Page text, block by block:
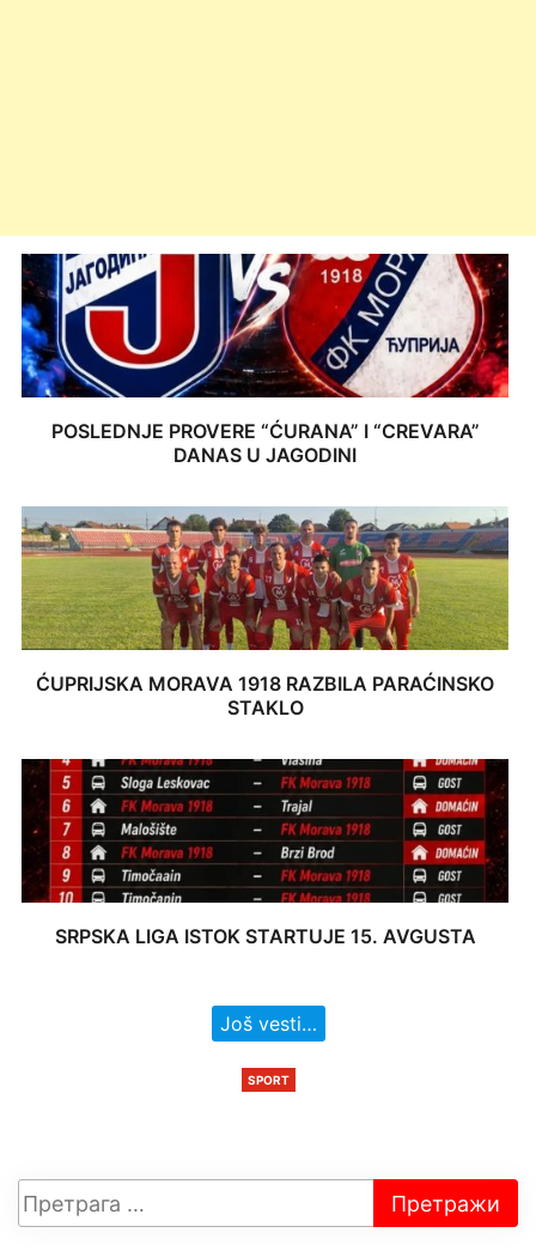
POSLEDNJE PROVERE “ĆURANA” I “CREVARA”
DANAS U JAGODINI
ĆUPRIJSKA MORAVA 1918 RAZBILA PARAĆINSKO
STAKLO
SRPSKA LIGA ISTOK STARTUJE 15. AVGUSTA
Još vesti…
SPORT